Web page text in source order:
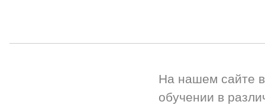
На нашем сайте
обучении в